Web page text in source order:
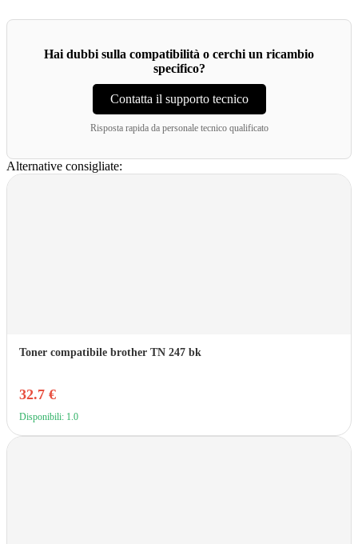
Hai dubbi sulla compatibilità o cerchi un ricambio
specifico?
Contatta il supporto tecnico
Risposta rapida da personale tecnico qualificato
Alternative consigliate:
Toner compatibile brother TN 247 bk
32.7 €
Disponibili: 1.0